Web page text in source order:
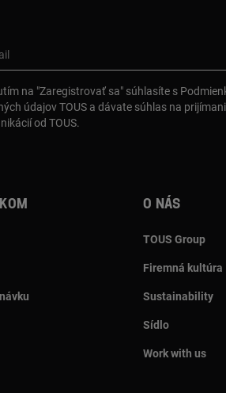
na "Zaregistrovať sa" súhlasíte s
údajov TOUS a dávate súhlas na
od TOUS.
O nás
TOUS Group
Firemná kultúra
Sustainability
Sídlo
Work with us